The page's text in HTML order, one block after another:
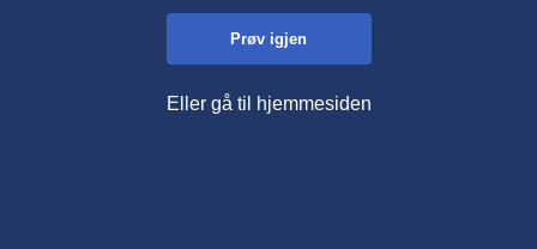
Prøv igjen
Eller gå til hjemmesiden